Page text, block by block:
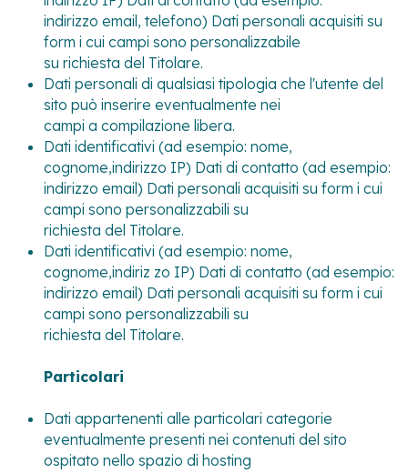
indirizzo email, telefono) Dati personali acquisiti su
form i cui campi sono personalizzabile
su richiesta del Titolare.
Dati personali di qualsiasi tipologia che l'utente del
sito può inserire eventualmente nei
campi a compilazione libera.
Dati identificativi (ad esempio: nome,
cognome,indirizzo IP) Dati di contatto (ad esempio:
indirizzo email) Dati personali acquisiti su form i cui
campi sono personalizzabili su
richiesta del Titolare.
Dati identificativi (ad esempio: nome,
cognome,indiriz zo IP) Dati di contatto (ad esempio:
indirizzo email) Dati personali acquisiti su form i cui
campi sono personalizzabili su
richiesta del Titolare.
Particolari
Dati appartenenti alle particolari categorie
eventualmente presenti nei contenuti del sito
ospitato nello spazio di hosting